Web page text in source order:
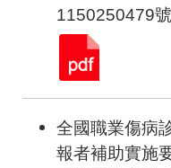
1150250479
全國職業傷病
報者補助實施